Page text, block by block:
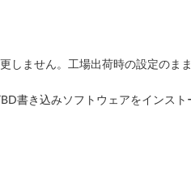
しません。工場出荷時の設定の
書き込みソフトウェアをインスト